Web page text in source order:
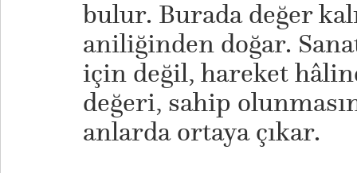
bulur. Burada değer
aniliğinden doğar.
için değil, hareket
değeri, sahip
anlarda ortaya çıkar.